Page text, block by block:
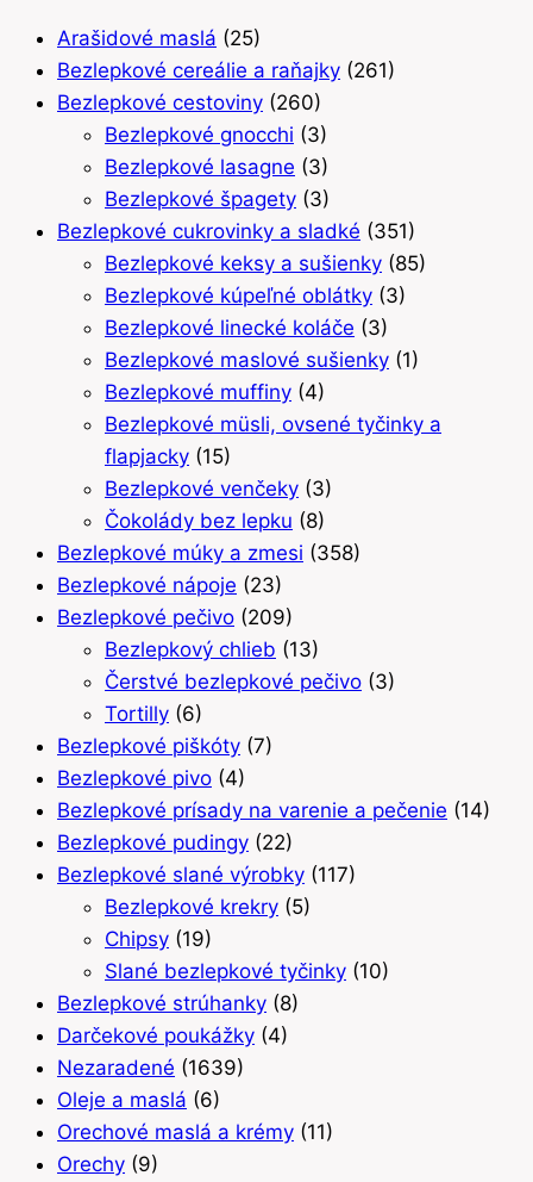
Arašidové maslá (25)
Bezlepkové cereálie a raňajky (261)
Bezlepkové cestoviny (260)
Bezlepkové gnocchi (3)
Bezlepkové lasagne (3)
Bezlepkové špagety (3)
Bezlepkové cukrovinky a sladké (351)
Bezlepkové keksy a sušienky (85)
Bezlepkové kúpeľné oblátky (3)
Bezlepkové linecké koláče (3)
Bezlepkové maslové sušienky (1)
Bezlepkové muffiny (4)
Bezlepkové müsli, ovsené tyčinky a
flapjacky (15)
Bezlepkové venčeky (3)
Čokolády bez lepku (8)
Bezlepkové múky a zmesi (358)
Bezlepkové nápoje (23)
Bezlepkové pečivo (209)
Bezlepkový chlieb (13)
Čerstvé bezlepkové pečivo (3)
Tortilly (6)
Bezlepkové piškóty (7)
Bezlepkové pivo (4)
Bezlepkové prísady na varenie a pečenie (14)
Bezlepkové pudingy (22)
Bezlepkové slané výrobky (117)
Bezlepkové krekry (5)
Chipsy (19)
Slané bezlepkové tyčinky (10)
Bezlepkové strúhanky (8)
Darčekové poukážky (4)
Nezaradené (1639)
Oleje a maslá (6)
Orechové maslá a krémy (11)
Orechy (9)